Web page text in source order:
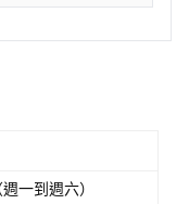
一到週六）